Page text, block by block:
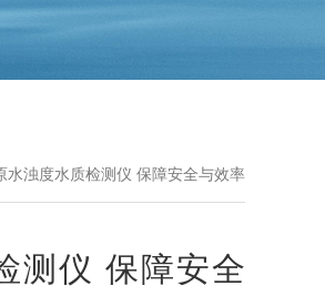
水浊度水质检测仪 保障安全与效率
测仪 保障安全